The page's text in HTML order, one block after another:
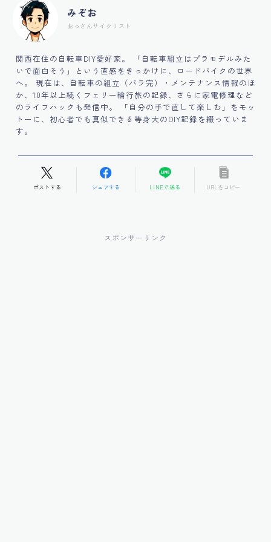
みぞお
おっさんサイクリスト
関西在住の自転車DIY愛好家。 「自転車組立はプラモデルみた
いで面白そう」という直感をきっかけに、ロードバイクの世界
へ。 現在は、自転車の組立（バラ完）・メンテナンス情報のほ
か、10年以上続くフェリー輪行旅の記録、さらに家電修理など
のライフハックも発信中。 「自分の手で直して楽しむ」をモッ
トーに、初心者でも真似できる等身大のDIY記録を綴っていま
す。
ポストする シェアする LINEで送る URLをコピー
スポンサーリンク